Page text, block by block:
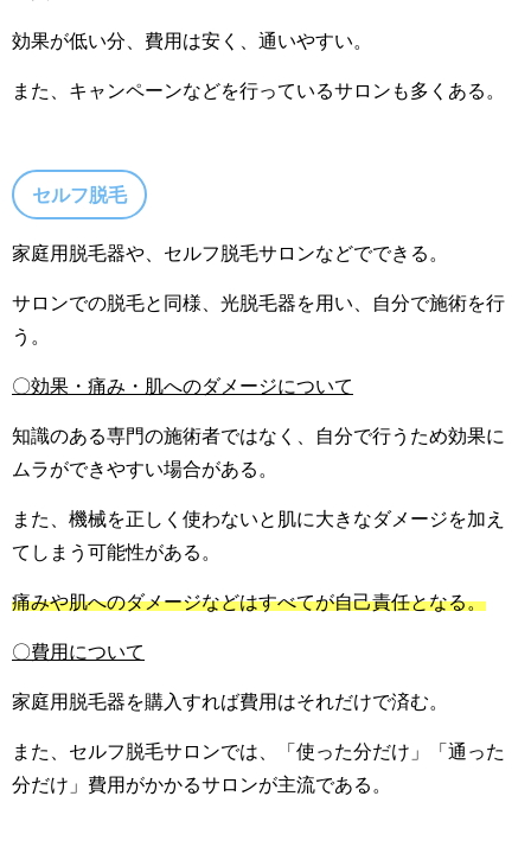
効果が低い分、費用は安く、通いやすい。
また、キャンペーンなどを行っているサロンも多くある。
セルフ脱毛
家庭用脱毛器や、セルフ脱毛サロンなどでできる。
サロンでの脱毛と同様、光脱毛器を用い、自分で施術を行
う。
〇効果・痛み・肌へのダメージについて
知識のある専門の施術者ではなく、自分で行うため効果に
ムラができやすい場合がある。
また、機械を正しく使わないと肌に大きなダメージを加え
てしまう可能性がある。
痛みや肌へのダメージなどはすべてが自己責任となる。
〇費用について
家庭用脱毛器を購入すれば費用はそれだけで済む。
また、セルフ脱毛サロンでは、「使った分だけ」「通った
分だけ」費用がかかるサロンが主流である。